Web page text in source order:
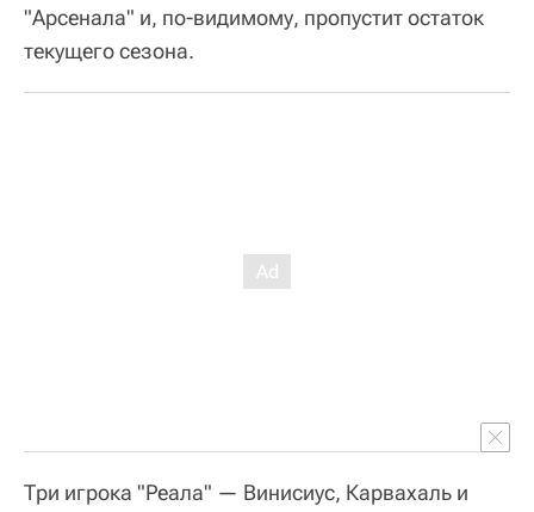
"Арсенала" и, по-видимому, пропустит остаток
текущего сезона.
Три игрока "Реала" — Винисиус, Карвахаль и